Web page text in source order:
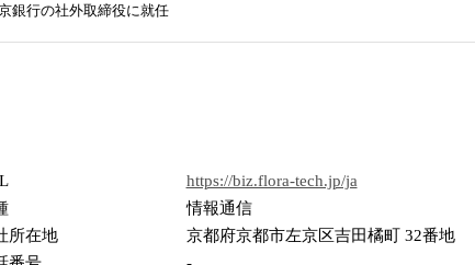
銀行の社外取締役に就任
https://biz.flora-tech.jp/ja
情報通信
所在地
京都府京都市左京区吉田橘町 32番地